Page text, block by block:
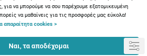
για να μπορούμε να σου παρέχουμε εξατομικευμένη
να μαθαίνεις για τις προσφορές μας εύκολα!
απαραίτητα cookies >
Ναι, τα αποδέχομαι